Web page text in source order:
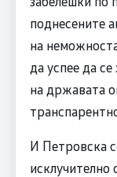
поднесените
на
да успее да
на државата
И Петровска
исклучително